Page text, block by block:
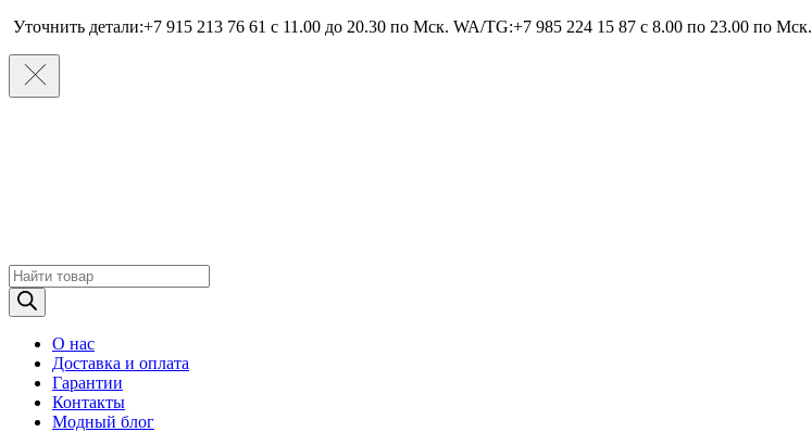
Уточнить детали:+7 915 213 76 61 c 11.00 до 20.30 по Мcк. WA/TG:+7 985 224 15 87 c 8.00 по 23.00 по Мcк.
Поиск
товаров
О нас
Доставка и оплата
Гарантии
Контакты
Модный блог